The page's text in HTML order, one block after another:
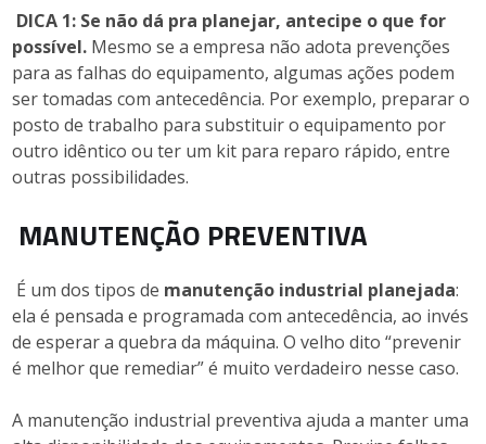
DICA 1: Se não dá pra planejar, antecipe o que for
possível. Mesmo se a empresa não adota prevenções
para as falhas do equipamento, algumas ações podem
ser tomadas com antecedência. Por exemplo, preparar o
posto de trabalho para substituir o equipamento por
outro idêntico ou ter um kit para reparo rápido, entre
outras possibilidades.
MANUTENÇÃO PREVENTIVA
É um dos tipos de manutenção industrial planejada:
ela é pensada e programada com antecedência, ao invés
de esperar a quebra da máquina. O velho dito “prevenir
é melhor que remediar” é muito verdadeiro nesse caso.
A manutenção industrial preventiva ajuda a manter uma